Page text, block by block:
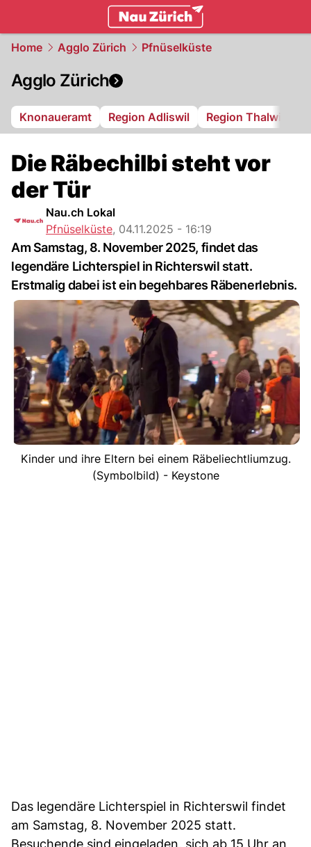
Home Agglo Zürich Pfnüselküste
Agglo Zürich
Knonaueramt Region Adliswil Region Thalwil
Die Räbechilbi steht vor
der Tür
Nau.ch Lokal
Pfnüselküste, 04.11.2025 - 16:19
Am Samstag, 8. November 2025, findet das
legendäre Lichterspiel in Richterswil statt.
Erstmalig dabei ist ein begehbares Räbenerlebnis.
Kinder und ihre Eltern bei einem Räbeliechtliumzug.
(Symbolbild) - Keystone
Das legendäre Lichterspiel in Richterswil findet
am Samstag, 8. November 2025 statt.
Besuchende sind eingeladen, sich ab 15 Uhr an